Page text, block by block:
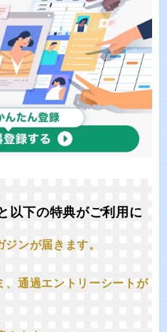
以下の特典がご利用に
ジンが届きます。
、通過エントリーシートが